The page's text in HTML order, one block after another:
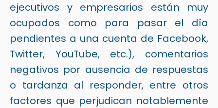
ejecutivos y empresarios están muy
ocupados como para pasar el día
pendientes a una cuenta de Facebook,
Twitter, YouTube, etc.), comentarios
negativos por ausencia de respuestas
o tardanza al responder, entre otros
factores que perjudican notablemente